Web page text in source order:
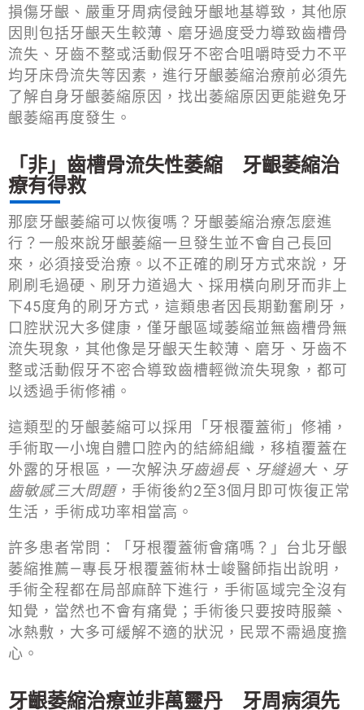
損傷牙齦、嚴重牙周病侵蝕牙齦地基導致，其他原
因則包括牙齦天生較薄、磨牙過度受力導致齒槽骨
流失、牙齒不整或活動假牙不密合咀嚼時受力不平
均牙床骨流失等因素，進行牙齦萎縮治療前必須先
了解自身牙齦萎縮原因，找出萎縮原因更能避免牙
齦萎縮再度發生。
「非」齒槽骨流失性萎縮 牙齦萎縮治
療有得救
那麼牙齦萎縮可以恢復嗎？牙齦萎縮治療怎麼進
行？一般來說牙齦萎縮一旦發生並不會自己長回
來，必須接受治療。以不正確的刷牙方式來說，牙
刷刷毛過硬、刷牙力道過大、採用橫向刷牙而非上
下45度角的刷牙方式，這類患者因長期勤奮刷牙，
口腔狀況大多健康，僅牙齦區域萎縮並無齒槽骨無
流失現象，其他像是牙齦天生較薄、磨牙、牙齒不
整或活動假牙不密合導致齒槽輕微流失現象，都可
以透過手術修補。
這類型的牙齦萎縮可以採用「牙根覆蓋術」修補，
手術取一小塊自體口腔內的結締組織，移植覆蓋在
外露的牙根區，一次解決牙齒過長、牙縫過大、牙
齒敏感三大問題，手術後約2至3個月即可恢復正常
生活，手術成功率相當高。
許多患者常問：「牙根覆蓋術會痛嗎？」台北牙齦
萎縮推薦—專長牙根覆蓋術林士峻醫師指出說明，
手術全程都在局部麻醉下進行，手術區域完全沒有
知覺，當然也不會有痛覺；手術後只要按時服藥、
冰熱敷，大多可緩解不適的狀況，民眾不需過度擔
心。
牙齦萎縮治療並非萬靈丹 牙周病須先